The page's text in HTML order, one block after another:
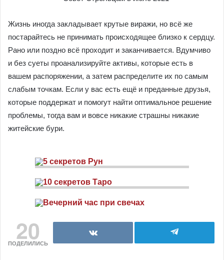
Жизнь иногда закладывает крутые виражи, но всё же
постарайтесь не принимать происходящее близко к сердцу.
Рано или поздно всё проходит и заканчивается. Вдумчиво
и без суеты проанализируйте активы, которые есть в
вашем распоряжении, а затем распределите их по самым
слабым точкам. Если у вас есть ещё и преданные друзья,
которые поддержат и помогут найти оптимальное решение
проблемы, тогда вам и вовсе никакие страшны никакие
житейские бури.
20
ПОДЕЛИЛИСЬ